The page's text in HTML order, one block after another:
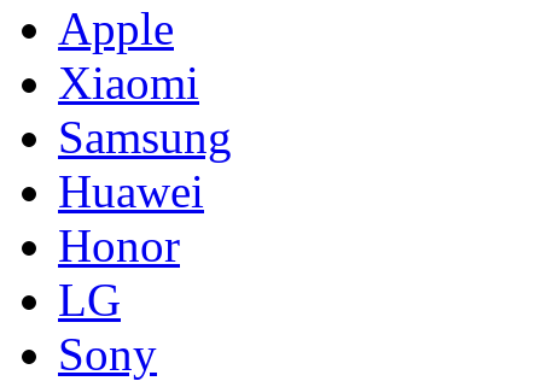
Apple
Xiaomi
Samsung
Huawei
Honor
LG
Sony